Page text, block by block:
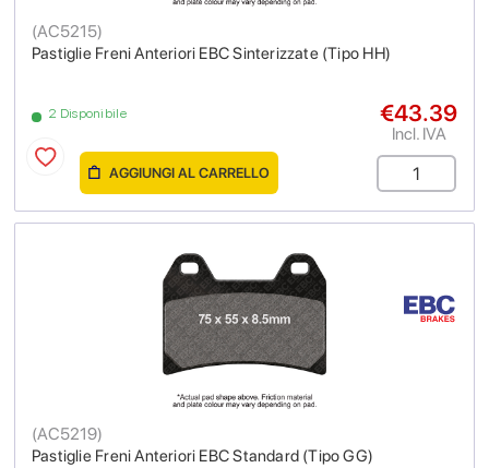
Pastiglie Freni Anteriori EBC Sinterizzate (Tipo HH)
(AC5215)
2 Disponibile €43.39
Incl. IVA
AGGIUNGI AL CARRELLO
Pastiglie Freni Anteriori EBC Standard (Tipo GG)
(AC5219)